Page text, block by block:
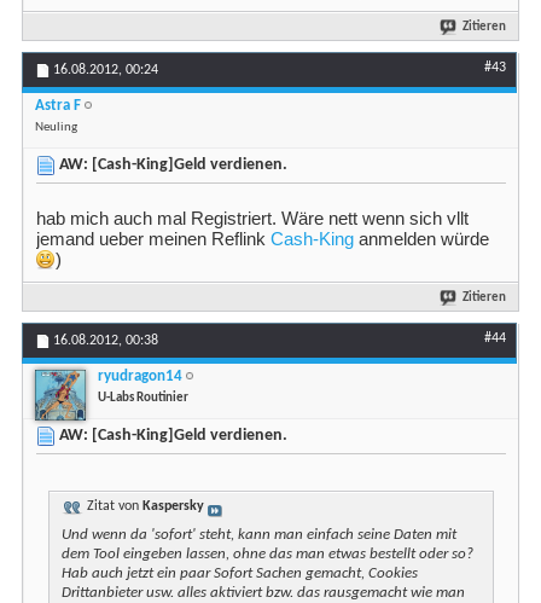
Zitieren
16.08.2012, 00:24 #43
Astra F
Neuling
AW: [Cash-King]Geld verdienen.
hab mich auch mal Registriert. Wäre nett wenn sich vllt
jemand ueber meinen Reflink Cash-King anmelden würde
)
Zitieren
16.08.2012, 00:38 #44
ryudragon14
U-Labs Routinier
AW: [Cash-King]Geld verdienen.
Zitat von Kaspersky
Und wenn da 'sofort' steht, kann man einfach seine Daten mit
dem Tool eingeben lassen, ohne das man etwas bestellt oder so?
Hab auch jetzt ein paar Sofort Sachen gemacht, Cookies
Drittanbieter usw. alles aktiviert bzw. das rausgemacht wie man